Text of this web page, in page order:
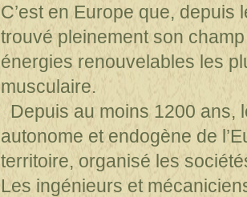
C’est en Europe que, depuis
trouvé pleinement son
énergies renouvelables les
musculaire.
Depuis au moins 1200 ans,
autonome et endogène de
territoire, organisé les
Les ingénieurs et